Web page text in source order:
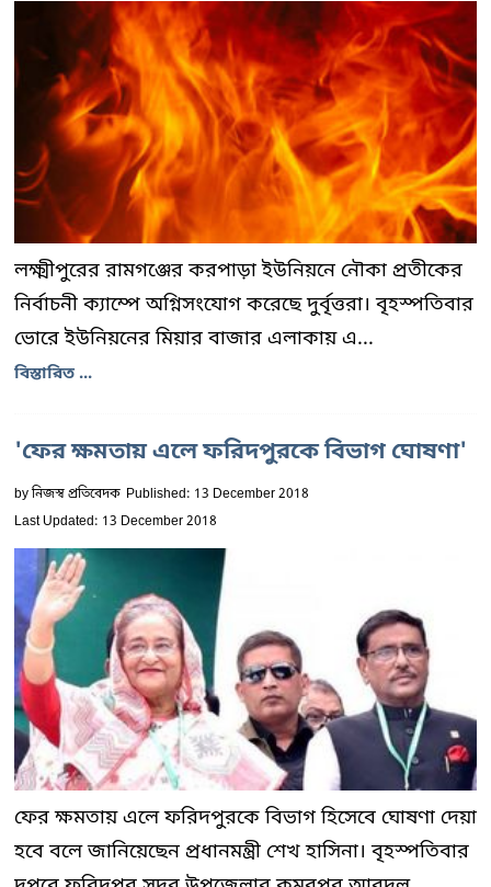
লক্ষ্মীপুরের রামগঞ্জের করপাড়া ইউনিয়নে নৌকা প্রতীকের
নির্বাচনী ক্যাম্পে অগ্নিসংযোগ করেছে দুর্বৃত্তরা। বৃহস্পতিবার
ভোরে ইউনিয়নের মিয়ার বাজার এলাকায় এ...
বিস্তারিত ...
'ফের ক্ষমতায় এলে ফরিদপুরকে বিভাগ ঘোষণা'
byনিজস্ব প্রতিবেদক Published: 13 December 2018
Last Updated: 13 December 2018
ফের ক্ষমতায় এলে ফরিদপুরকে বিভাগ হিসেবে ঘোষণা দেয়া
হবে বলে জানিয়েছেন প্রধানমন্ত্রী শেখ হাসিনা। বৃহস্পতিবার